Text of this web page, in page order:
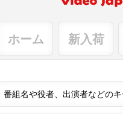
ホーム 新入荷